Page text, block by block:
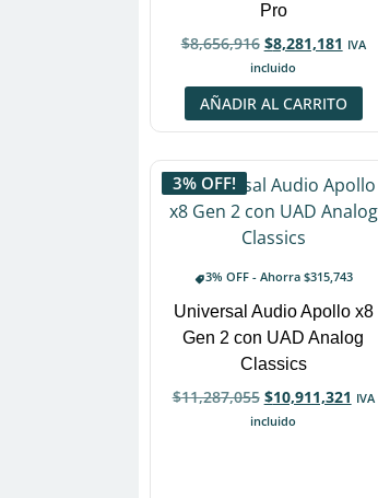
Pro
$8,656,916 $8,281,181 IVA
incluido
AÑADIR AL CARRITO
3% OFF!
3% OFF - Ahorra $315,743
Universal Audio Apollo x8
Gen 2 con UAD Analog
Classics
$11,287,055 $10,911,321 IVA
incluido